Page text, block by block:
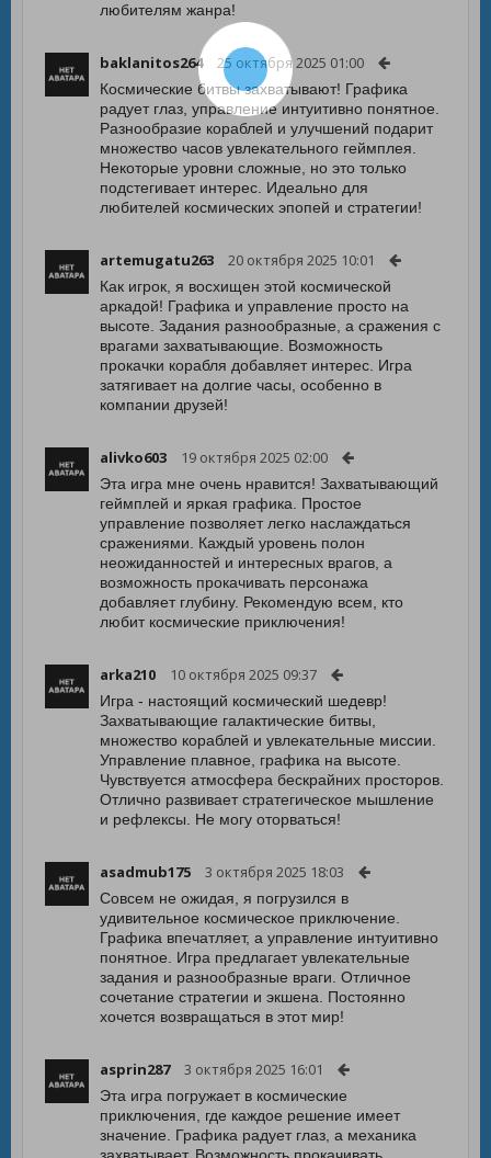
любителям жанра!
baklanitos264 25 октября 2025 01:00
Космические битвы захватывают! Графика
радует глаз, управление интуитивно понятное.
Разнообразие кораблей и улучшений подарит
множество часов увлекательного геймплея.
Некоторые уровни сложные, но это только
подстегивает интерес. Идеально для
любителей космических эпопей и стратегии!
artemugatu263 20 октября 2025 10:01
Как игрок, я восхищен этой космической
аркадой! Графика и управление просто на
высоте. Задания разнообразные, а сражения с
врагами захватывающие. Возможность
прокачки корабля добавляет интерес. Игра
затягивает на долгие часы, особенно в
компании друзей!
alivko603 19 октября 2025 02:00
Эта игра мне очень нравится! Захватывающий
геймплей и яркая графика. Простое
управление позволяет легко наслаждаться
сражениями. Каждый уровень полон
неожиданностей и интересных врагов, а
возможность прокачивать персонажа
добавляет глубину. Рекомендую всем, кто
любит космические приключения!
arka210 10 октября 2025 09:37
Игра - настоящий космический шедевр!
Захватывающие галактические битвы,
множество кораблей и увлекательные миссии.
Управление плавное, графика на высоте.
Чувствуется атмосфера бескрайних просторов.
Отлично развивает стратегическое мышление
и рефлексы. Не могу оторваться!
asadmub175 3 октября 2025 18:03
Совсем не ожидая, я погрузился в
удивительное космическое приключение.
Графика впечатляет, а управление интуитивно
понятное. Игра предлагает увлекательные
задания и разнообразные враги. Отличное
сочетание стратегии и экшена. Постоянно
хочется возвращаться в этот мир!
asprin287 3 октября 2025 16:01
Эта игра погружает в космические
приключения, где каждое решение имеет
значение. Графика радует глаз, а механика